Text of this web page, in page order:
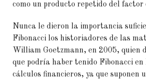
como un producto repetido del factor
Nunca le dieron la importancia
Fibonacci los historiadores de las
William Goetzmann, en 2005, quien
que podría haber tenido Fibonacci en
cálculos financieros, ya que suponen